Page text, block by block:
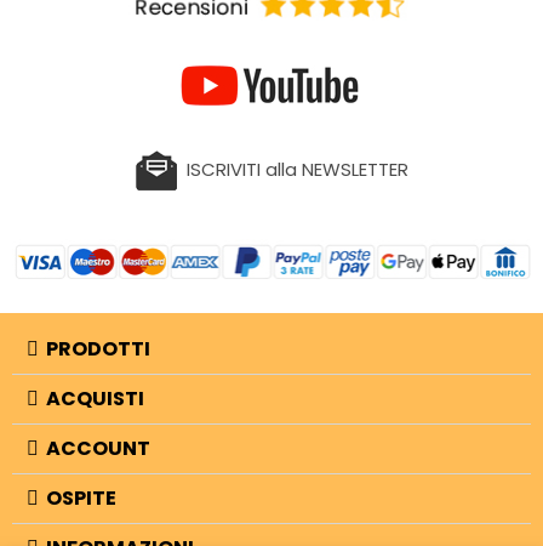
ISCRIVITI alla NEWSLETTER
PRODOTTI
ACQUISTI
ACCOUNT
OSPITE